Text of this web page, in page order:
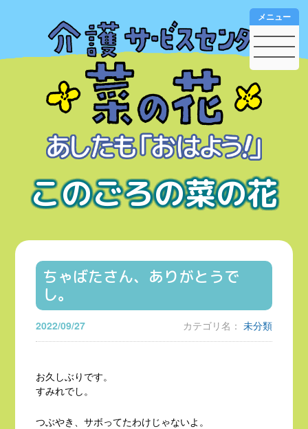
このごろの菜の花
メニュー
ちゃばたさん、ありがとうで
し。
2022/09/27 カテゴリ名： 未分類
お久しぶりです。
すみれでし。
つぶやき、サボってたわけじゃないよ。